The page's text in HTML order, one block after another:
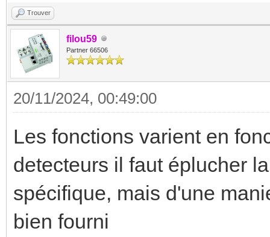
Trouver
filou59
Partner 66506
20/11/2024, 00:49:00
Les fonctions varient en
detecteurs il faut éplucher
spécifique, mais d'une
bien fourni